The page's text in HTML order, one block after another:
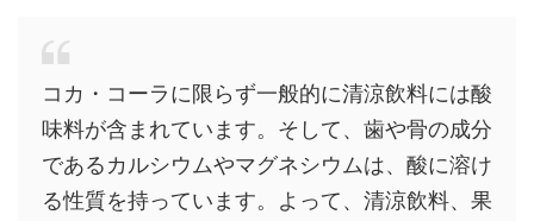
コカ・コーラに限らず一般的に清涼飲料には酸
味料が含まれています。そして、歯や骨の成分
であるカルシウムやマグネシウムは、酸に溶け
る性質を持っています。よって、清涼飲料、果